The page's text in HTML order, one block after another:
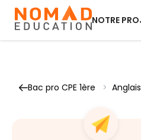
NOTRE
Bac pro CPE 1ère > Anglais